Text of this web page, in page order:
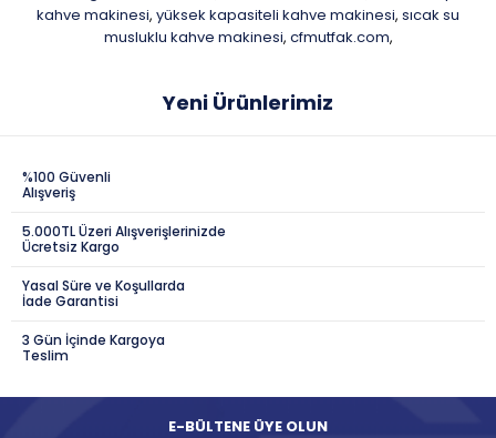
kahve makinesi, yüksek kapasiteli kahve makinesi, sıcak su
musluklu kahve makinesi, cfmutfak.com,
Yeni Ürünlerimiz
%100 Güvenli
Alışveriş
5.000TL Üzeri Alışverişlerinizde
Ücretsiz Kargo
Yasal Süre ve Koşullarda
İade Garantisi
3 Gün İçinde Kargoya
Teslim
E-BÜLTENE ÜYE OLUN